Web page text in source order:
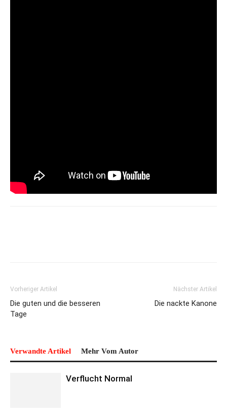
Vorheriger Artikel
Die guten und die besseren
Tage
Nächster Artikel
Die nackte Kanone
Verwandte Artikel Mehr Vom Autor
Verflucht Normal